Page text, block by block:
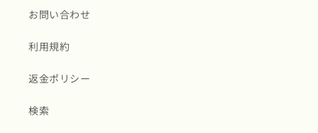
お問い合わせ
利用規約
返金ポリシー
検索